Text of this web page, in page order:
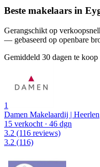
Beste makelaars in
Gerangschikt op
— gebaseerd op openbare
Gemiddeld 30 dagen te
1
Damen Makelaardij | Heerlen
15 verkocht · 46 dgn
3.2 (116 reviews)
3.2 (116)